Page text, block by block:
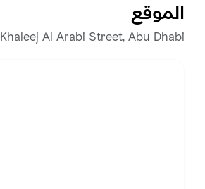
الموقع
Khaleej Al Arabi Street, Abu Dhabi